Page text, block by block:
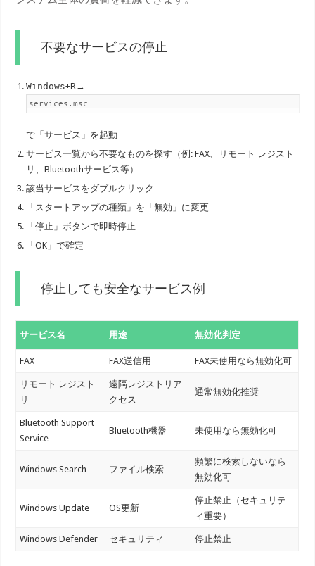
不要なサービスの停止
Windows+R→
services.msc
で「サービス」を起動
サービス一覧から不要なものを探す（例: FAX、リモート レジスト
リ、Bluetoothサービス等）
該当サービスをダブルクリック
「スタートアップの種類」を「無効」に変更
「停止」ボタンで即時停止
「OK」で確定
停止しても安全なサービス例
サービス名 用途 無効化判定
FAX FAX送信用 FAX未使用なら無効化可
リモート レジスト
リ
遠隔レジストリア
クセス
通常無効化推奨
Bluetooth Support
Service
Bluetooth機器 未使用なら無効化可
Windows Search ファイル検索
頻繁に検索しないなら
無効化可
Windows Update OS更新
停止禁止（セキュリテ
ィ重要）
Windows Defender セキュリティ 停止禁止